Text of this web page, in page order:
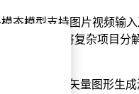
态模型支持图片视频输
能力，可将复杂项目
水平；在SVG矢量图形